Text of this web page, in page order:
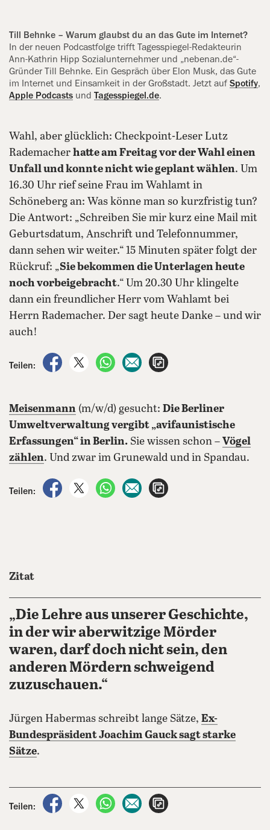
Till Behnke – Warum glaubst du an das Gute im Internet?
In der neuen Podcastfolge trifft Tagesspiegel-Redakteurin
Ann-Kathrin Hipp Sozialunternehmer und „nebenan.de“-
Gründer Till Behnke. Ein Gespräch über Elon Musk, das Gute
im Internet und Einsamkeit in der Großstadt. Jetzt auf Spotify,
Apple Podcasts und Tagesspiegel.de.
Wahl, aber glücklich: Checkpoint-Leser Lutz
Rademacher hatte am Freitag vor der Wahl einen
Unfall und konnte nicht wie geplant wählen. Um
16.30 Uhr rief seine Frau im Wahlamt in
Schöneberg an: Was könne man so kurzfristig tun?
Die Antwort: „Schreiben Sie mir kurz eine Mail mit
Geburtsdatum, Anschrift und Telefonnummer,
dann sehen wir weiter.“ 15 Minuten später folgt der
Rückruf: „Sie bekommen die Unterlagen heute
noch vorbeigebracht.“ Um 20.30 Uhr klingelte
dann ein freundlicher Herr vom Wahlamt bei
Herrn Rademacher. Der sagt heute Danke – und wir
auch!
Teilen:
auf Facebook teilen
auf X teilenper WhatsApp teilen
per E-Mail teilen
Meisenmann (m/w/d) gesucht: Die Berliner
Umweltverwaltung vergibt „avifaunistische
Erfassungen“ in Berlin. Sie wissen schon – Vögel
zählen. Und zwar im Grunewald und in Spandau.
Teilen:
auf Facebook teilen
auf X teilenper WhatsApp teilen
per E-Mail teilen
Zitat
„Die Lehre aus unserer Geschichte,
in der wir aberwitzige Mörder
waren, darf doch nicht sein, den
anderen Mördern schweigend
zuzuschauen.“
Jürgen Habermas schreibt lange Sätze, Ex-
Bundespräsident Joachim Gauck sagt starke
Sätze.
Teilen:
auf Facebook teilen
auf X teilenper WhatsApp teilen
per E-Mail teilen